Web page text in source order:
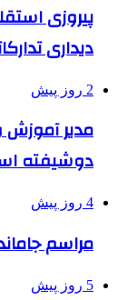
پیروزی
دیداری
2 روز پیش
دوشیفته
4 روز پیش
مراسم
5 روز پیش